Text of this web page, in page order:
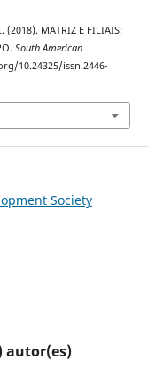
(2018). MATRIZ E FILIAIS:
South American
10.24325/issn.2446-
Society
autor(es)